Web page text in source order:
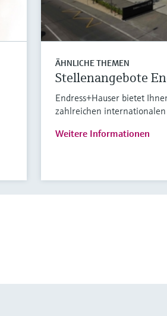
ÄHNLICHE THEMEN
Stellenangebote
Endress+Hauser bietet
zahlreichen
Weitere Informationen